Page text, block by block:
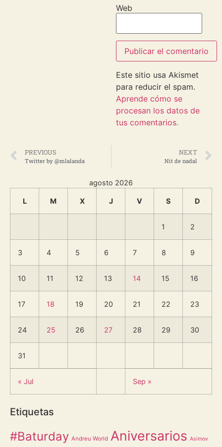
Web
Este sitio usa Akismet
para reducir el spam.
Aprende cómo se
procesan los datos de
tus comentarios.
PREVIOUS
Twitter by @mlalanda
NEXT
Nit de nadal
agosto 2026
L M X J V S D
1 2
3 4 5 6 7 8 9
10 11 12 13 14 15 16
17 18 19 20 21 22 23
24 25 26 27 28 29 30
31
« Jul Sep »
Etiquetas
#Baturday Andreu World Aniversarios Asimov